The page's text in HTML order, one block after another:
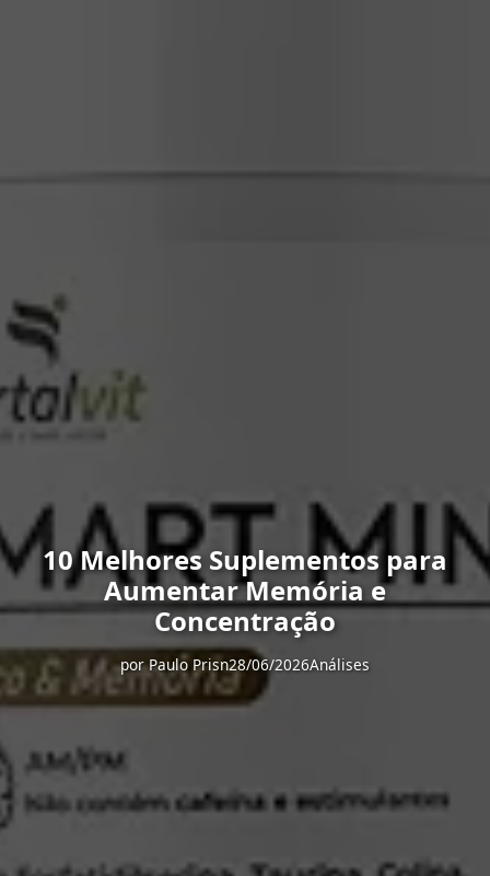
10 Melhores Suplementos para
Aumentar Memória e
Concentração
porPaulo Prisn28/06/2026Análises